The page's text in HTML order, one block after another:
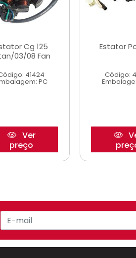
Cg 125
03/08 Fan
41424
PC
Ver
preço
Estator
Código: